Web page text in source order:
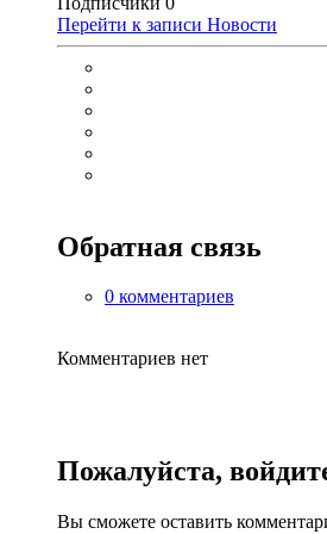
Перейти к записи Новости
Обратная связь
0 комментариев
Комментариев нет
Пожалуйста,
Вы сможете оставить